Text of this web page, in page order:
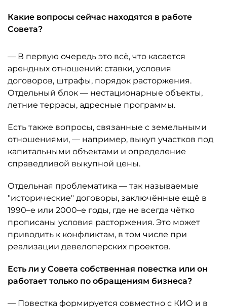
Какие вопросы сейчас находятся в работе
Совета?
— В первую очередь это всё, что касается
арендных отношений: ставки, условия
договоров, штрафы, порядок расторжения.
Отдельный блок — нестационарные объекты,
летние террасы, адресные программы.
Есть также вопросы, связанные с земельными
отношениями, — например, выкуп участков под
капитальными объектами и определение
справедливой выкупной цены.
Отдельная проблематика — так называемые
"исторические" договоры, заключённые ещё в
1990–е или 2000–е годы, где не всегда чётко
прописаны условия расторжения. Это может
приводить к конфликтам, в том числе при
реализации девелоперских проектов.
Есть ли у Совета собственная повестка или он
работает только по обращениям бизнеса?
— Повестка формируется совместно с КИО и в